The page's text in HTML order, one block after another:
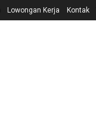
Lowongan Kerja Kontak